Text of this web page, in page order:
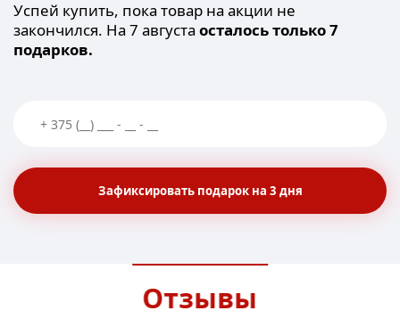
Успей купить, пока товар на акции не
закончился. На 7 августаосталось только 7
подарков.
Зафиксировать подарок на 3 дня
Отзывы